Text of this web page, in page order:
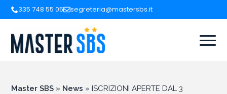
335 748 55 05 segreteria@mastersbs.it
Master SBS » News » ISCRIZIONI APERTE DAL 3